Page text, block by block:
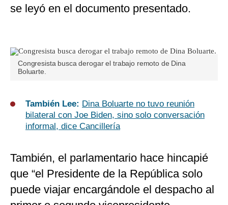
se leyó en el documento presentado.
Congresista busca derogar el trabajo remoto de Dina
Boluarte.
También Lee: Dina Boluarte no tuvo reunión
bilateral con Joe Biden, sino solo conversación
informal, dice Cancillería
También, el parlamentario hace hincapié
que “el Presidente de la República solo
puede viajar encargándole el despacho al